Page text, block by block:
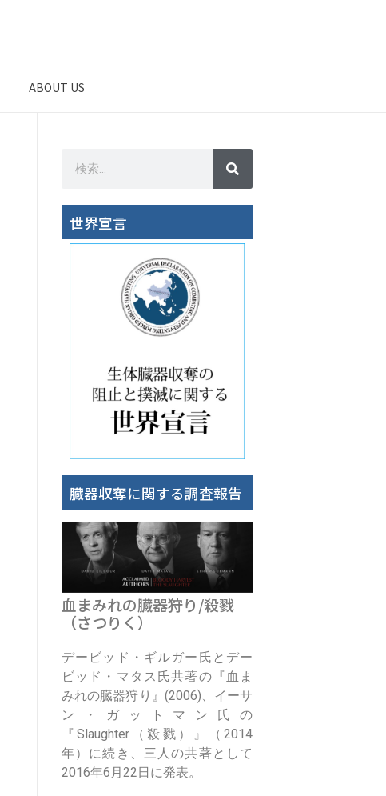
ABOUT US
世界宣言
臓器収奪に関する調査報告
血まみれの臓器狩り/殺戮
（さつりく）
デービッド・ギルガー氏とデー
ビッド・マタス氏共著の『血ま
みれの臓器狩り』(2006)、イーサ
ン・ガットマン氏の
『Slaughter（殺戮）』（2014
年）に続き、三人の共著として
2016年6月22日に発表。